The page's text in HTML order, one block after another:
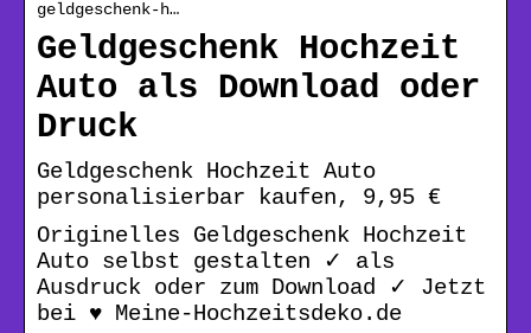
geldgeschenk-h…
Geldgeschenk Hochzeit
Auto als Download oder
Druck
Geldgeschenk Hochzeit Auto
personalisierbar kaufen, 9,95 €
Originelles Geldgeschenk Hochzeit
Auto selbst gestalten ✓ als
Ausdruck oder zum Download ✓ Jetzt
bei ♥ Meine-Hochzeitsdeko.de